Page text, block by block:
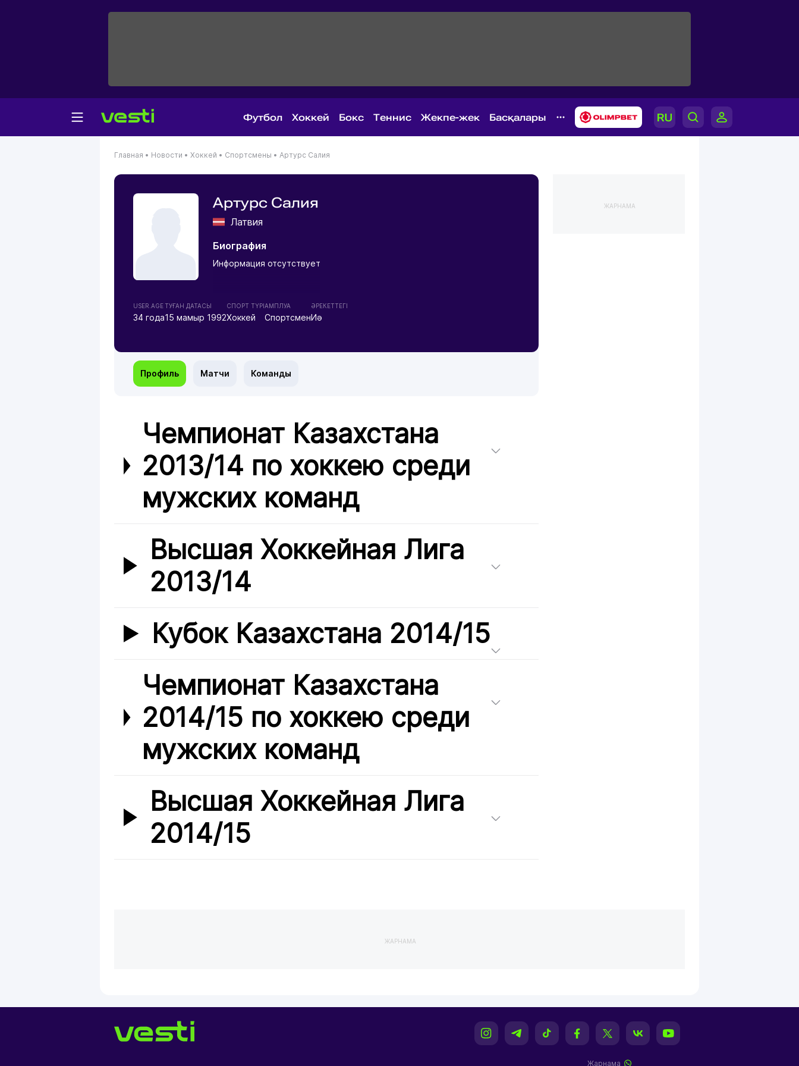
Футбол Хоккей Бокс Теннис Жекпе-жек Басқалары
Главная • Новости • Хоккей • Спортсмены • Артурс Салия
Артурс Салия
Латвия
Биография
Информация отсутствует
USER.AGE
34 года
ТУҒАН ДАТАСЫ
15 мамыр 1992
СПОРТ ТҮРІ
Хоккей
АМПЛУА
Спортсмен
ӘРЕКЕТТЕГІ
Иә
Профиль Матчи Команды
Чемпионат Казахстана
2013/14 по хоккею среди
мужских команд
Высшая Хоккейная Лига
2013/14
Кубок Казахстана 2014/15
Чемпионат Казахстана
2014/15 по хоккею среди
мужских команд
Высшая Хоккейная Лига
2014/15
ЖАРНАМА
ЖАРНАМА
Жарнама